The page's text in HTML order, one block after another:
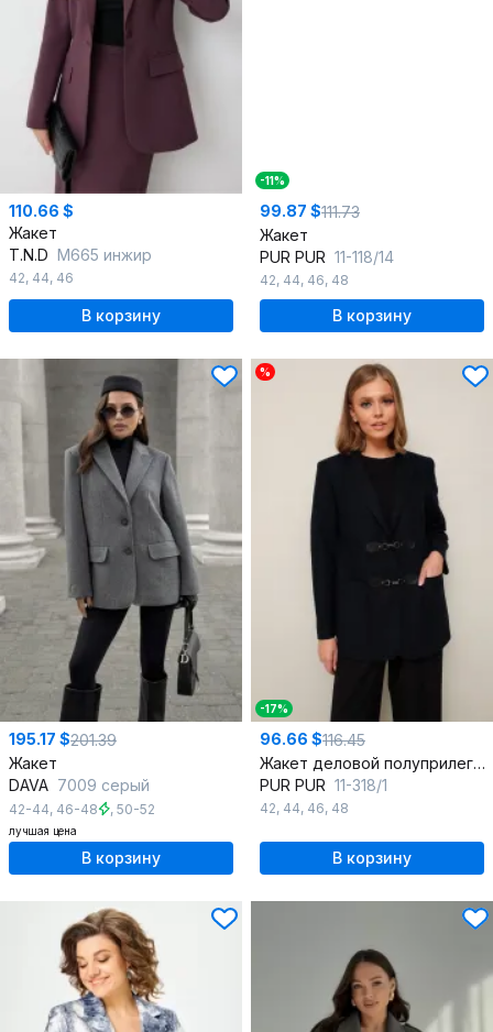
110.66 $
Жакет
T.N.D М665 инжир
42, 44, 46
В корзину
-11%
99.87 $111.73
Жакет
PUR PUR 11-118/14
42, 44, 46, 48
В корзину
195.17 $201.39
Жакет
DAVA 7009 серый
42-44, 46-48 , 50-52
лучшая цена
В корзину
%
-17%
96.66 $116.45
Жакет деловой полуприлегающий из текстиля на осень
PUR PUR 11-318/1
42, 44, 46, 48
В корзину